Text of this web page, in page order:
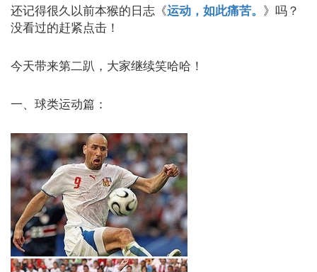
还记得很久以前本猴的日志《运动，如此痛苦。 》吗？
没看过的赶紧点击！
今天带来第二趴，大家继续笑哈哈！
一、球类运动篇：